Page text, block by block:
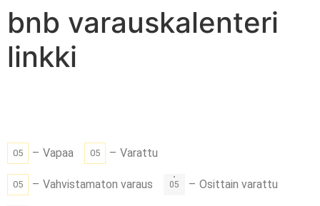
bnb varauskalenteri
linkki
05 – Vapaa 05 – Varattu
05 – Vahvistamaton varaus ·
05 – Osittain varattu